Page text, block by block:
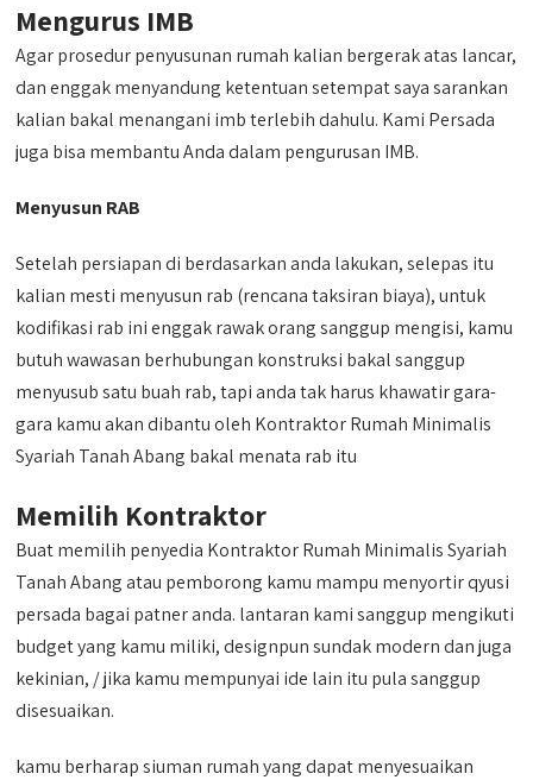
Mengurus IMB
Agar prosedur penyusunan rumah kalian bergerak atas lancar,
dan enggak menyandung ketentuan setempat saya sarankan
kalian bakal menangani imb terlebih dahulu. Kami Persada
juga bisa membantu Anda dalam pengurusan IMB.
Menyusun RAB
Setelah persiapan di berdasarkan anda lakukan, selepas itu
kalian mesti menyusun rab (rencana taksiran biaya), untuk
kodifikasi rab ini enggak rawak orang sanggup mengisi, kamu
butuh wawasan berhubungan konstruksi bakal sanggup
menyusub satu buah rab, tapi anda tak harus khawatir gara-
gara kamu akan dibantu oleh Kontraktor Rumah Minimalis
Syariah Tanah Abang bakal menata rab itu
Memilih Kontraktor
Buat memilih penyedia Kontraktor Rumah Minimalis Syariah
Tanah Abang atau pemborong kamu mampu menyortir qyusi
persada bagai patner anda. lantaran kami sanggup mengikuti
budget yang kamu miliki, designpun sundak modern dan juga
kekinian, / jika kamu mempunyai ide lain itu pula sanggup
disesuaikan.
kamu berharap siuman rumah yang dapat menyesuaikan